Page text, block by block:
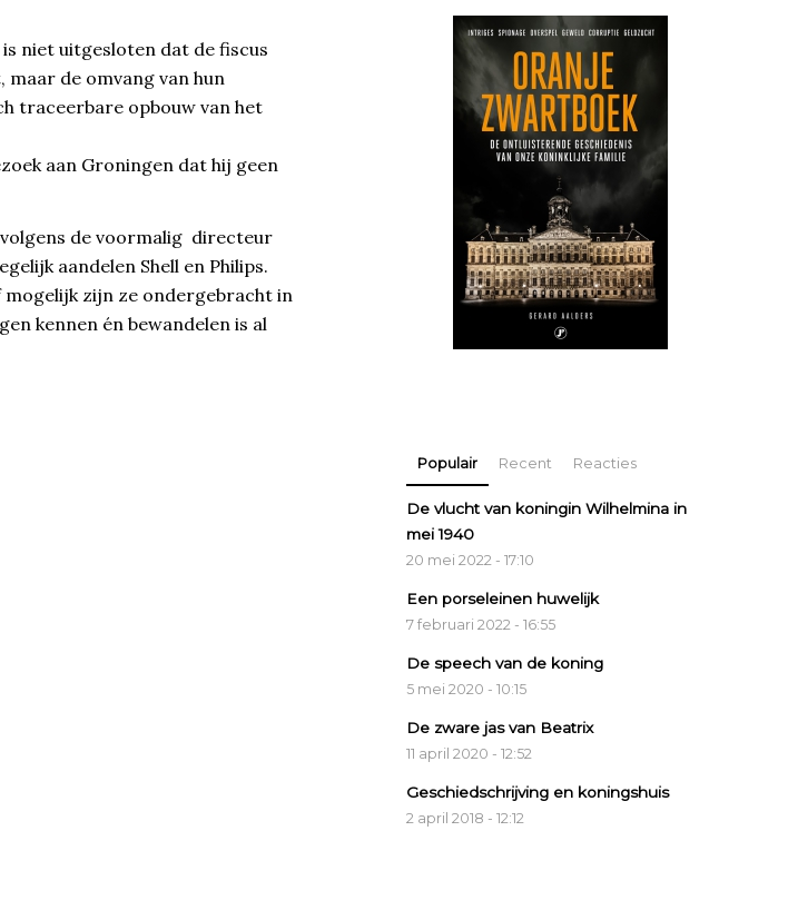
niet uitgesloten dat de fiscus
de omvang van hun
traceerbare opbouw van het
aan Groningen dat hij geen
de voormalig directeur
aandelen Shell en Philips.
mogelijk zijn ze ondergebracht in
kennen én bewandelen is al
Populair Recent Reacties
De vlucht van koningin Wilhelmina in
mei 1940
20 mei 2022 - 17:10
Een porseleinen huwelijk
7 februari 2022 - 16:55
De speech van de koning
5 mei 2020 - 10:15
De zware jas van Beatrix
11 april 2020 - 12:52
Geschiedschrijving en koningshuis
2 april 2018 - 12:12